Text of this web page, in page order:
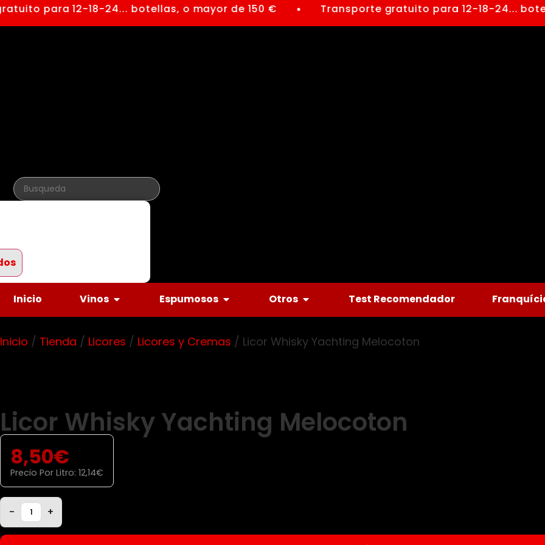
para 12-18-24... botellas, o mayor de 150 € Transporte gratuito para 12-18-24...
Inicio Vinos Espumosos Otros Test Recomendador
Inicio / Tienda / Licores / Licores y Cremas / Licor Whisky Yachting Melocoton
Licor Whisky Yachting Melocoton
8,50€
Precio Por Litro: 12,14€
- +